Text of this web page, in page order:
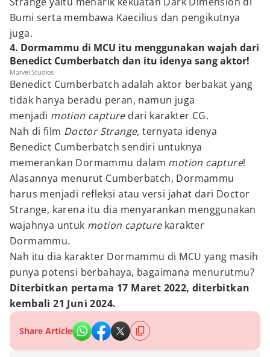
Bumi serta membawa Kaecilius dan pengikutnya
juga.
4. Dormammu di MCU itu menggunakan wajah dari
Benedict Cumberbatch dan itu idenya sang aktor!
Marvel Studios
Benedict Cumberbatch adalah aktor berbakat yang
tidak hanya beradu peran, namun juga
menjadi motion capture dari karakter CG.
Nah di film Doctor Strange, ternyata idenya
Benedict Cumberbatch sendiri untuknya
memerankan Dormammu dalam motion capture!
Alasannya menurut Cumberbatch, Dormammu
harus menjadi refleksi atau versi jahat dari Doctor
Strange, karena itu dia menyarankan menggunakan
wajahnya untuk motion capture karakter
Dormammu.
Nah itu dia karakter Dormammu di MCU yang masih
punya potensi berbahaya, bagaimana menurutmu?
Diterbitkan pertama 17 Maret 2022, diterbitkan
kembali 21 Juni 2024.
Share Article